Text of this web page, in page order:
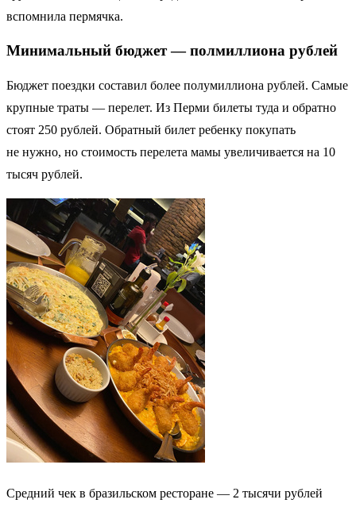
вспомнила пермячка.
Минимальный бюджет — полмиллиона рублей
Бюджет поездки составил более полумиллиона рублей. Самые
крупные траты — перелет. Из Перми билеты туда и обратно
стоят 250 рублей. Обратный билет ребенку покупать
не нужно, но стоимость перелета мамы увеличивается на 10
тысяч рублей.
Средний чек в бразильском ресторане — 2 тысячи рублей